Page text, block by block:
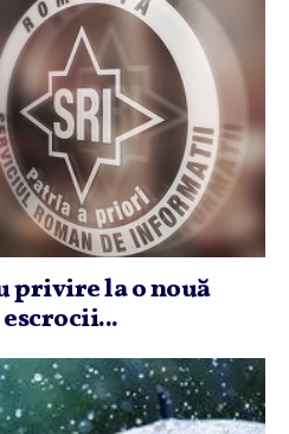
privire la o nouă